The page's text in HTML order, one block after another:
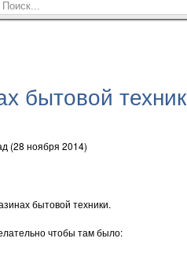
бытовой
(28 ноября 2014)
бытовой техники.
чтобы там было: